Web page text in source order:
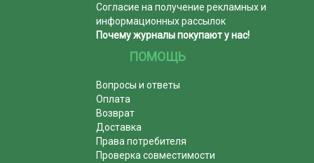
Согласие на получение рекламных и
информационных рассылок
Почему журналы покупают у нас!
ПОМОЩЬ
Вопросы и ответы
Оплата
Возврат
Доставка
Права потребителя
Проверка совместимости